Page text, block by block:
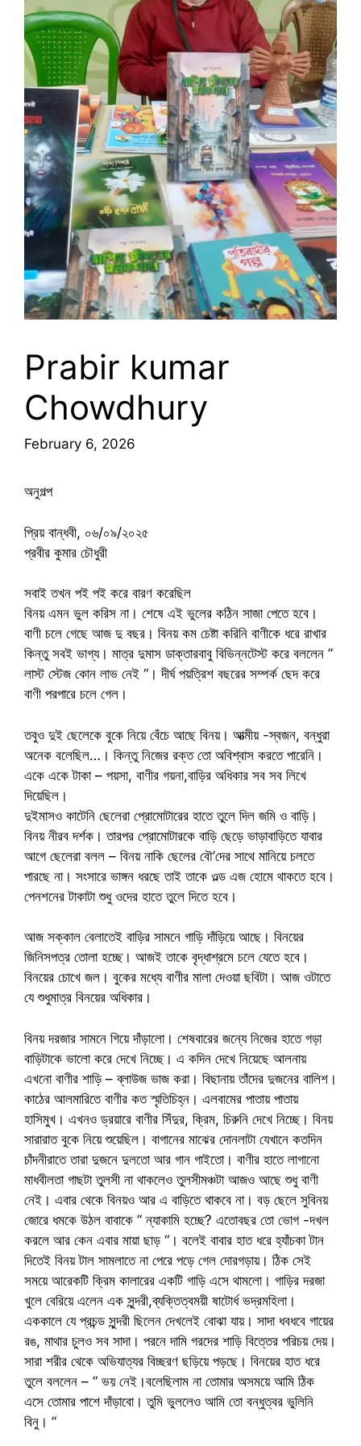
Prabir kumar
Chowdhury
February 6, 2026
অনুগল্প
প্রিয় বান্ধবী, ০৬/০৯/২০২৫
প্রবীর কুমার চৌধুরী
সবাই তখন পই পই করে বারণ করেছিল
বিনয় এমন ভুল করিস না। শেষে এই ভুলের কঠিন সাজা পেতে হবে।
বাণী চলে গেছে আজ দু বছর। বিনয় কম চেষ্টা করিনি বাণীকে ধরে রাখার
কিন্তু সবই ভাগ্য। মাত্র দুমাস ডাক্তারবাবু বিভিন্নটেস্ট করে বললেন ”
লাস্ট স্টেজ কোন লাভ নেই “। দীর্ঘ পয়ত্রিশ বছরের সম্পর্ক ছেদ করে
বাণী পরপারে চলে গেল।
তবুও দুই ছেলেকে বুকে নিয়ে বেঁচে আছে বিনয়। আত্মীয় -স্বজন, বন্ধুরা
অনেক বলেছিল…। কিন্তু নিজের রক্ত তো অবিশ্বাস করতে পারেনি।
একে একে টাকা – পয়সা, বাণীর গয়না,বাড়ির অধিকার সব সব লিখে
দিয়েছিল।
দুইমাসও কাটেনি ছেলেরা প্রোমোটারের হাতে তুলে দিল জমি ও বাড়ি।
বিনয় নীরব দর্শক। তারপর প্রোমোটারকে বাড়ি ছেড়ে ভাড়াবাড়িতে যাবার
আগে ছেলেরা বলল – বিনয় নাকি ছেলের বৌ’দের সাথে মানিয়ে চলতে
পারছে না। সংসারে ভাঙ্গন ধরছে তাই তাকে ওল্ড এজ হোমে থাকতে হবে।
পেনশনের টাকাটা শুধু ওদের হাতে তুলে দিতে হবে।
আজ সক্কাল বেলাতেই বাড়ির সামনে গাড়ি দাঁড়িয়ে আছে। বিনয়ের
জিনিসপত্র তোলা হচ্ছে। আজই তাকে বৃদ্ধাশ্রমে চলে যেতে হবে।
বিনয়ের চোখে জল। বুকের মধ্যে বাণীর মালা দেওয়া ছবিটা। আজ ওটাতে
যে শুধুমাত্র বিনয়ের অধিকার।
বিনয় দরজার সামনে গিয়ে দাঁড়ালো। শেষবারের জন্যে নিজের হাতে গড়া
বাড়িটাকে ভালো করে দেখে নিচ্ছে। এ কদিন দেখে নিয়েছে আলনায়
এখনো বাণীর শাড়ি – ব্লাউজ ভাজ করা। বিছানায় তাঁদের দুজনের বালিশ।
কাঠের আলমারিতে বাণীর কত স্মৃতিচিহ্ন। এলবামের পাতায় পাতায়
হাসিমুখ। এখনও ড্রয়ারে বাণীর সিঁদুর, ক্রিম, চিরুনি দেখে নিচ্ছে। বিনয়
সারারাত বুকে নিয়ে শুয়েছিল। বাগানের মাঝের দোনলাটা যেখানে কতদিন
চাঁদনীরাতে তারা দুজনে দুলতো আর গান গাইতো। বাণীর হাতে লাগানো
মাধবীলতা গাছটা তুলসী না থাকলেও তুলসীমঞ্চটা আজও আছে শুধু বাণী
নেই। এবার থেকে বিনয়ও আর এ বাড়িতে থাকবে না। বড় ছেলে সুবিনয়
জোরে ধমকে উঠল বাবাকে ” ন্যাকামি হচ্ছে? এতোবছর তো ভোগ -দখল
করলে আর কেন এবার মায়া ছাড় “। বলেই বাবার হাত ধরে হ্যাঁচকা টান
দিতেই বিনয় টাল সামলাতে না পেরে পড়ে গেল দোরগড়ায়। ঠিক সেই
সময়ে আরেকটি ক্রিম কালারের একটি গাড়ি এসে থামলো। গাড়ির দরজা
খুলে বেরিয়ে এলেন এক সুন্দরী,ব্যক্তিত্বময়ী ষাটোর্ধ ভদ্রমহিলা।
এককালে যে প্রচন্ড সুন্দরী ছিলেন দেখলেই বোঝা যায়। সাদা ধবধবে গায়ের
রঙ, মাথার চুলও সব সাদা। পরনে দামি গরদের শাড়ি বিত্তের পরিচয় দেয়।
সারা শরীর থেকে অভিযাত্যর বিচ্ছরণ ছড়িয়ে পড়ছে। বিনয়ের হাত ধরে
তুলে বললেন – ” ভয় নেই।বলেছিলাম না তোমার অসময়ে আমি ঠিক
এসে তোমার পাশে দাঁড়াবো। তুমি ভুললেও আমি তো বন্ধুত্বর ভুলিনি
বিনু। ”